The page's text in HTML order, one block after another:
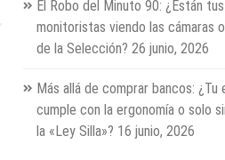
El Robo del Minuto 90: ¿Están tus
monitoristas viendo las cámaras
de la Selección? 26 junio, 2026
Más allá de comprar bancos: ¿Tu
cumple con la ergonomía o solo
la «Ley Silla»? 16 junio, 2026